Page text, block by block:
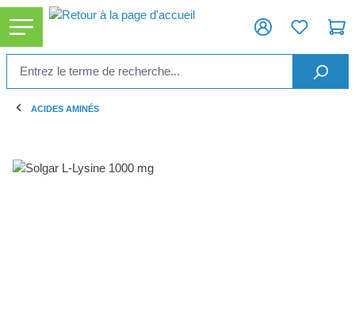
principal
ACIDES AMINÉS
Ignorer la galerie d'images